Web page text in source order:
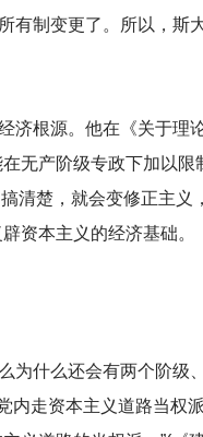
有制变更了。所以，斯
根源。他在《关于理
无产阶级专政下加以限
清楚，就会变修正主义
资本主义的经济基础。
为什么还会有两个阶级
走资本主义道路当权